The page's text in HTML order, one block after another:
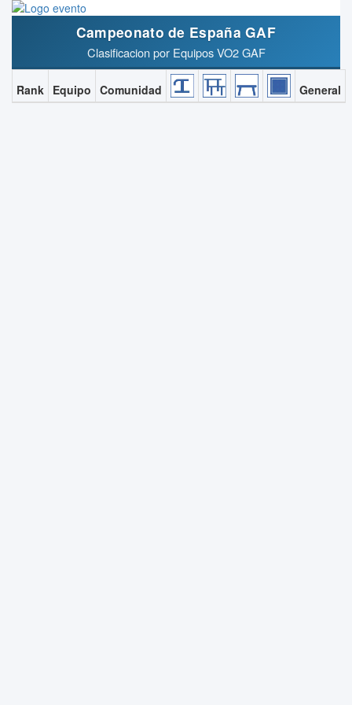
Campeonato de España GAF
Clasificacion por Equipos VO2 GAF
Rank Equipo Comunidad General